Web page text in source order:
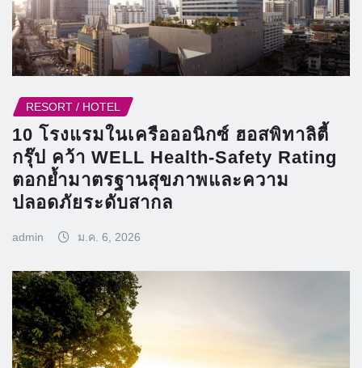
RESORT / HOTEL
10 โรงแรมในเครือออนิกซ์ ฮอสพิทาลิตี้
กรุ๊ป คว้า WELL Health-Safety Rating
ตอกย้ำมาตรฐานสุขภาพและความ
ปลอดภัยระดับสากล
admin ม.ค. 6, 2026